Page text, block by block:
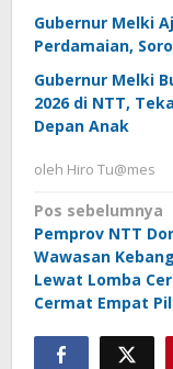
Gubernur Melki
Perdamaian,
Gubernur Melki
2026 di NTT,
Depan Anak
oleh Hiro Tu@mes
Navigasi
pos
Pos sebelumnya
Pemprov NTT
Wawasan
Lewat Lomba
Cermat Empat